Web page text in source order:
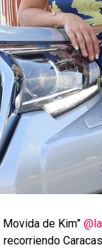
de Kim”